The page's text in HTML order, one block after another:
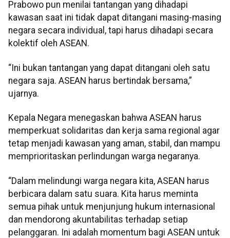
Prabowo pun menilai tantangan yang dihadapi
kawasan saat ini tidak dapat ditangani masing-masing
negara secara individual, tapi harus dihadapi secara
kolektif oleh ASEAN.
“Ini bukan tantangan yang dapat ditangani oleh satu
negara saja. ASEAN harus bertindak bersama,”
ujarnya.
Kepala Negara menegaskan bahwa ASEAN harus
memperkuat solidaritas dan kerja sama regional agar
tetap menjadi kawasan yang aman, stabil, dan mampu
memprioritaskan perlindungan warga negaranya.
“Dalam melindungi warga negara kita, ASEAN harus
berbicara dalam satu suara. Kita harus meminta
semua pihak untuk menjunjung hukum internasional
dan mendorong akuntabilitas terhadap setiap
pelanggaran. Ini adalah momentum bagi ASEAN untuk